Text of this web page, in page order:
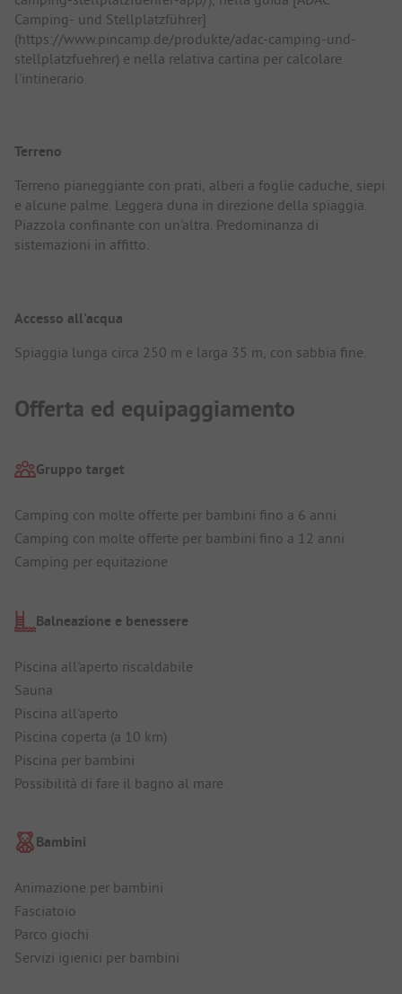
Camping- und Stellplatzführer]
(https://www.pincamp.de/produkte/adac-camping-und-
stellplatzfuehrer) e nella relativa cartina per calcolare
l'intinerario.
Terreno
Terreno pianeggiante con prati, alberi a foglie caduche, siepi
e alcune palme. Leggera duna in direzione della spiaggia.
Piazzola confinante con un'altra. Predominanza di
sistemazioni in affitto.
Accesso all'acqua
Spiaggia lunga circa 250 m e larga 35 m, con sabbia fine.
Offerta ed equipaggiamento
Gruppo target
Camping con molte offerte per bambini fino a 6 anni
Camping con molte offerte per bambini fino a 12 anni
Camping per equitazione
Balneazione e benessere
Piscina all'aperto riscaldabile
Sauna
Piscina all'aperto
Piscina coperta (a 10 km)
Piscina per bambini
Possibilità di fare il bagno al mare
Bambini
Animazione per bambini
Fasciatoio
Parco giochi
Servizi igienici per bambini